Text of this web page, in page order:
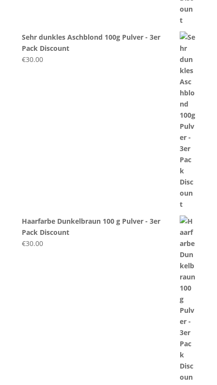
Sehr dunkles Aschblond 100g Pulver - 3er
Pack Discount
€30.00
Haarfarbe Dunkelbraun 100 g Pulver - 3er
Pack Discount
€30.00